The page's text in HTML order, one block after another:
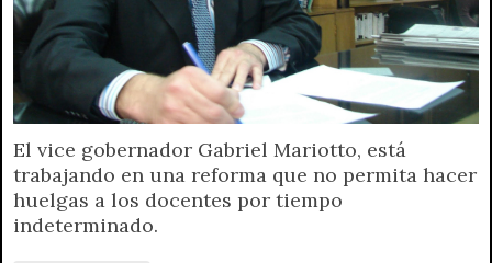
El vice gobernador Gabriel Mariotto, está
trabajando en una reforma que no permita hacer
huelgas a los docentes por tiempo
indeterminado.